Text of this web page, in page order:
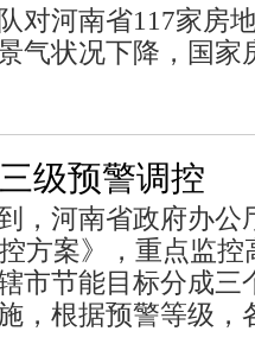
对河南省117家房
气状况下降，国家
级预警调控
，河南省政府办公
方案》，重点监
市节能目标分成三
，根据预警等级，